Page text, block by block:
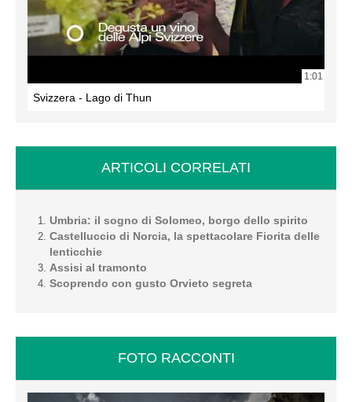
1:01
Svizzera - Lago di Thun
ARTICOLI CORRELATI
Umbria: il sogno di Solomeo, borgo dello spirito
Castelluccio di Norcia, la spettacolare Fiorita delle
lenticchie
Assisi al tramonto
Scoprendo con gusto Orvieto segreta
FOTO RACCONTI